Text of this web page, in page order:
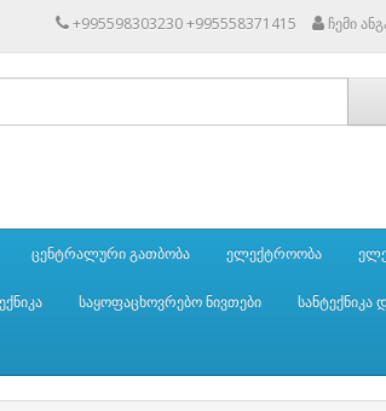
+995598303230 +995558371415 ჩემი
ცენტრალური გათბობა ელექტროობა
საყოფაცხოვრებო ნივთები სანტექნიკა